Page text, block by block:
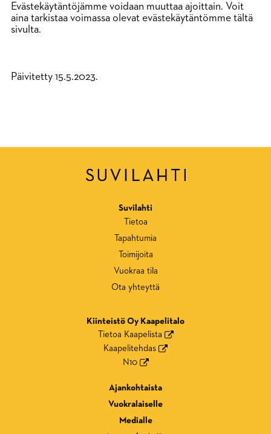
Evästekäytäntöjämme voidaan muuttaa ajoittain. Voit
aina tarkistaa voimassa olevat evästekäytäntömme tältä
sivulta.
Päivitetty 15.5.2023.
Suvilahti
Tietoa
Tapahtumia
Toimijoita
Vuokraa tila
Ota yhteyttä
Kiinteistö Oy Kaapelitalo
Tietoa Kaapelista
Kaapelitehdas
N10
Ajankohtaista
Vuokralaiselle
Medialle